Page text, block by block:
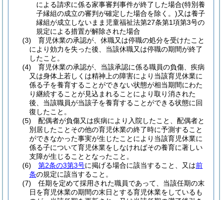
による請求に係る家事審判事件が終了した場合(特別養
子縁組の成立の審判が確定した場合を除く。)又は養子
縁組が成立しないまま児童福祉法第27条第1項第3号の
規定による措置が解除された場合
(3)
育児休業の承認が、休職又は停職の処分を受けたこと
により効力を失った後、当該休職又は停職の期間が終了
したこと。
(4)
育児休業の承認が、当該承認に係る職員の負傷、疾病
又は身体上若しくは精神上の障害により当該育児休業に
係る子を養育することができない状態が相当期間にわた
り継続することが見込まれることにより取り消された
後、当該職員が当該子を養育することができる状態に回
復したこと。
(5)
配偶者が負傷又は疾病により入院したこと、配偶者と
別居したことその他の育児休業の終了時に予測すること
ができなかった事実が生じたことにより当該育児休業に
係る子について育児休業をしなければその養育に著しい
支障が生じることとなったこと。
(6)
第2条の3第3号に掲げる場合に該当すること、又は前
条の規定に該当すること。
(7)
任期を定めて採用された職員であって、当該任期の末
日を育児休業の期間の末日とする育児休業をしているも